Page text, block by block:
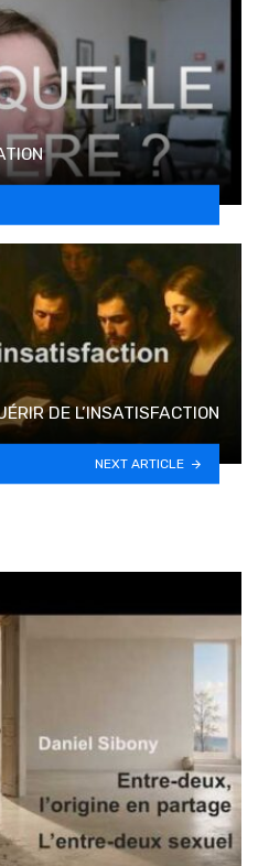
DE L’INSATISFACTION
NEXT ARTICLE